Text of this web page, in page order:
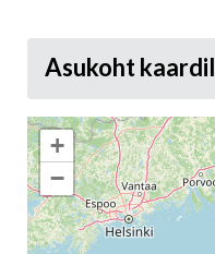
Asukoht kaardil
+
−